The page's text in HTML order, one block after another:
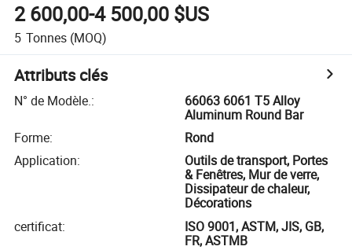
2 600,00-4 500,00 $US
5 Tonnes (MOQ)
Attributs clés
N° de Modèle.:
66063 6061 T5 Alloy
Aluminum Round Bar
Forme:
Rond
Application:
Outils de transport, Portes
& Fenêtres, Mur de verre,
Dissipateur de chaleur,
Décorations
certificat:
ISO 9001, ASTM, JIS, GB,
FR, ASTMB